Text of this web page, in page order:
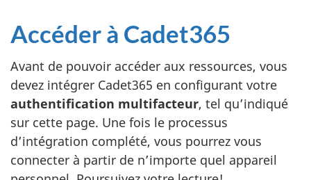
Accéder à Cadet365
Avant de pouvoir accéder aux ressources, vous
devez intégrer Cadet365 en configurant votre
authentification multifacteur, tel qu’indiqué
sur cette page. Une fois le processus
d’intégration complété, vous pourrez vous
connecter à partir de n’importe quel appareil